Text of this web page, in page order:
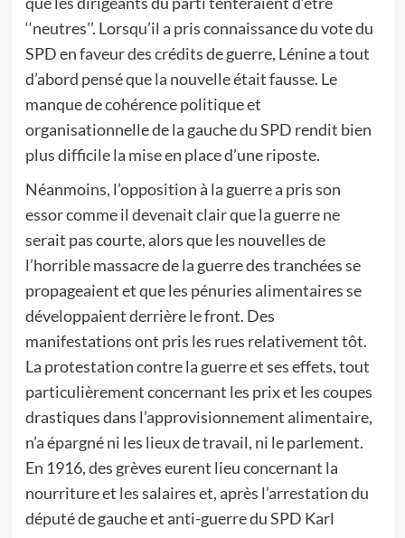
‘‘neutres’’. Lorsqu’il a pris connaissance du vote du
SPD en faveur des crédits de guerre, Lénine a tout
d’abord pensé que la nouvelle était fausse. Le
manque de cohérence politique et
organisationnelle de la gauche du SPD rendit bien
plus difficile la mise en place d’une riposte.
Néanmoins, l’opposition à la guerre a pris son
essor comme il devenait clair que la guerre ne
serait pas courte, alors que les nouvelles de
l’horrible massacre de la guerre des tranchées se
propageaient et que les pénuries alimentaires se
développaient derrière le front. Des
manifestations ont pris les rues relativement tôt.
La protestation contre la guerre et ses effets, tout
particulièrement concernant les prix et les coupes
drastiques dans l’approvisionnement alimentaire,
n’a épargné ni les lieux de travail, ni le parlement.
En 1916, des grèves eurent lieu concernant la
nourriture et les salaires et, après l’arrestation du
député de gauche et anti-guerre du SPD Karl